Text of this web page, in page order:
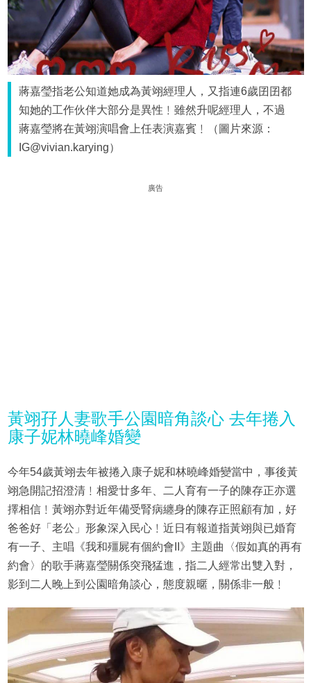
蔣嘉瑩指老公知道她成為黃翊經理人，又指連6歲囝囝都
知她的工作伙伴大部分是異性﹗雖然升呢經理人，不過
蔣嘉瑩將在黃翊演唱會上任表演嘉賓﹗（圖片來源：
IG@vivian.karying）
廣告
黃翊孖人妻歌手公園暗角談心 去年捲入
康子妮林曉峰婚變
今年54歲黃翊去年被捲入康子妮和林曉峰婚變當中，事後黃
翊急開記招澄清﹗相愛廿多年、二人育有一子的陳存正亦選
擇相信﹗黃翊亦對近年備受腎病纏身的陳存正照顧有加，好
爸爸好「老公」形象深入民心﹗近日有報道指黃翊與已婚育
有一子、主唱《我和殭屍有個約會II》主題曲〈假如真的再有
約會〉的歌手蔣嘉瑩關係突飛猛進，指二人經常出雙入對，
影到二人晚上到公園暗角談心，態度親暱，關係非一般﹗